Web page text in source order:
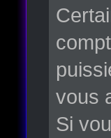
vous
Si